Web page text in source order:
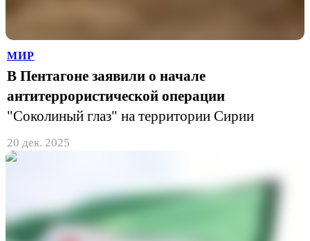
МИР
В Пентагоне заявили о начале
антитеррористической операции
"Соколиный глаз" на территории Сирии
20 дек. 2025